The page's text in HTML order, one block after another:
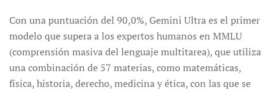
Con una puntuación del 90,0%, Gemini Ultra es el primer
modelo que supera a los expertos humanos en MMLU
(comprensión masiva del lenguaje multitarea), que utiliza
una combinación de 57 materias, como matemáticas,
física, historia, derecho, medicina y ética, con las que se